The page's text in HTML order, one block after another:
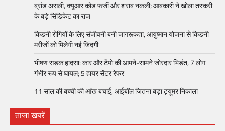
ब्रांड असली, क्यूआर कोड फर्जी और शराब नकली; आबकारी ने खोला तस्करी
के बड़े सिंडिकेट का राज
किडनी रोगियों के लिए संजीवनी बनी जागरूकता, आयुष्मान योजना से किडनी
मरीजों को मिलेगी नई जिंदगी
भीषण सड़क हादसा: कार और टेंपो की आमने-सामने जोरदार भिड़ंत, 7 लोग
गंभीर रूप से घायल; 5 हायर सेंटर रेफर​
11 साल की बच्ची की आंख बचाई, आईबॉल जितना बड़ा ट्यूमर निकाला
ताजा खबरें